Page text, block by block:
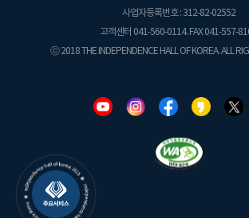
사업자등록번호 : 312-82-02552
고객센터 041-560-0114. FAX 041-557-
ⓒ 2018 THE INDEPENDENCE HALL OF KOREA. ALL